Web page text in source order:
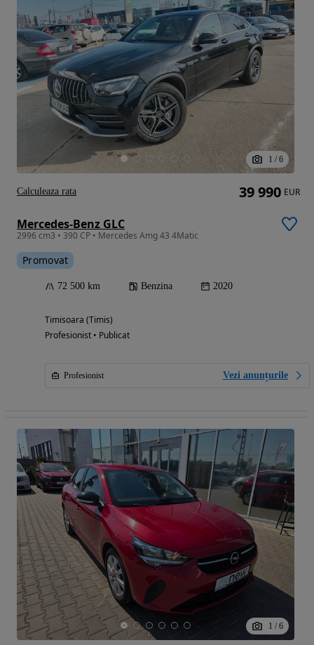
1 / 6
Mercedes-Benz GLC
2996 cm3 • 390 CP • Mercedes Amg 43 4Matic
Promovat
72 500 km Benzina 2020
Timisoara (Timis)
Profesionist • Publicat
Profesionist Vezi anunțurile
39 990 EUR
Calculeaza rata
1 / 6